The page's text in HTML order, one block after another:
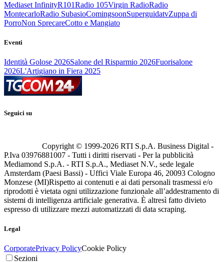
Mediaset InfinityR101Radio 105Virgin RadioRadio
MontecarloRadio SubasioComingsoonSuperguidatvZuppa di
PorroNon SprecareCotto e Mangiato
Eventi
Identità Golose 2026Salone del Risparmio 2026Fuorisalone
2026L'Artigiano in Fiera 2025
Seguici su
Copyright © 1999-2026 RTI S.p.A. Business Digital -
P.Iva 03976881007 - Tutti i diritti riservati - Per la pubblicità
Mediamond S.p.A. - RTI S.p.A., Mediaset N.V., sede legale
Amsterdam (Paesi Bassi) - Uffici Viale Europa 46, 20093 Cologno
Monzese (MI)Rispetto ai contenuti e ai dati personali trasmessi e/o
riprodotti è vietata ogni utilizzazione funzionale all’addestramento di
sistemi di intelligenza artificiale generativa. È altresì fatto divieto
espresso di utilizzare mezzi automatizzati di data scraping.
Legal
CorporatePrivacy PolicyCookie Policy
Sezioni